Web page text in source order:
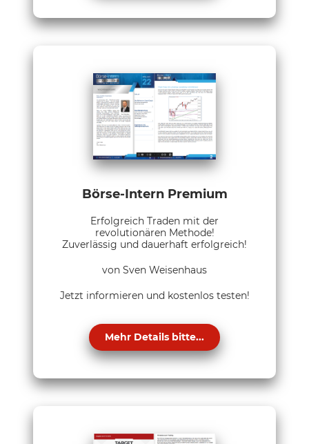
Börse-Intern Premium
Erfolgreich Traden mit der
revolutionären Methode!
Zuverlässig und dauerhaft erfolgreich!
von Sven Weisenhaus
Jetzt informieren und kostenlos testen!
Mehr Details bitte...